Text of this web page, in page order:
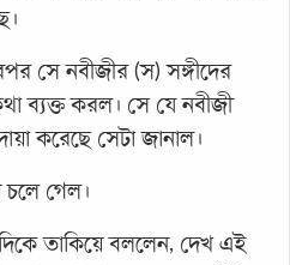
সে নবীজীর (স) সঙ্গীদের
ব্যক্ত করল। সে যে নবীজী
করেছে সেটা জানাল।
চলে গেল।
তাকিয়ে বললেন, দেখ এই